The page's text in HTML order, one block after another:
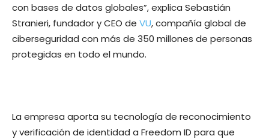
con bases de datos globales”, explica Sebastián
Stranieri, fundador y CEO de VU, compañía global de
ciberseguridad con más de 350 millones de personas
protegidas en todo el mundo.
La empresa aporta su tecnología de reconocimiento
y verificación de identidad a Freedom ID para que